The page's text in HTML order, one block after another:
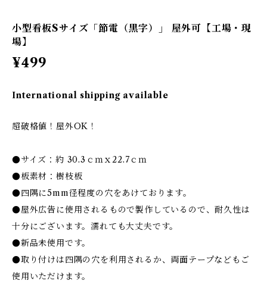
小型看板Sサイズ「節電（黒字）」 屋外可【工場・現
場】
¥499
International shipping available
超破格値！屋外OK！
●サイズ：約 30.3ｃｍｘ22.7ｃｍ
●板素材：樹枝板
●四隅に5mm径程度の穴をあけております。
●屋外広告に使用されるもので製作しているので、耐久性は
十分にございます。濡れても大丈夫です。
●新品未使用です。
●取り付けは四隅の穴を利用されるか、両面テープなどもご
使用いただけます。